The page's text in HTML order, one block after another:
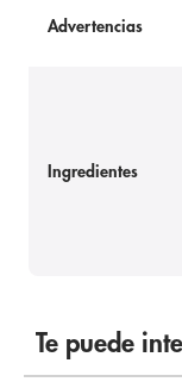
Advertencias
Ingredientes
Te puede